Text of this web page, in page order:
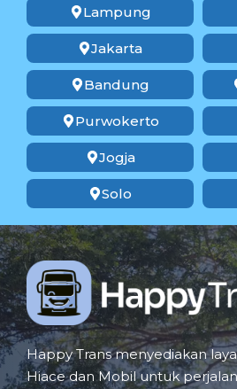
Lampung
Jakarta
Bandung
Purwokerto
Jogja
Solo
Happy Trans menyediakan
Hiace dan Mobil untuk